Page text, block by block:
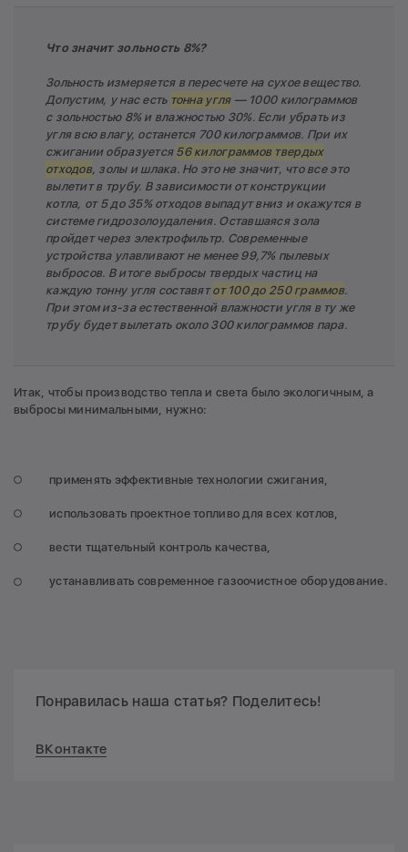
Что значит зольность 8%?
Зольность измеряется в пересчете на сухое вещество.
Допустим, у нас есть тонна угля— 1000 килограммов
с зольностью 8% и влажностью 30%. Если убрать из
угля всю влагу, останется 700 килограммов. При их
сжигании образуется 56 килограммов твердых
отходов, золы и шлака. Но это не значит, что все это
вылетит в трубу. В зависимости от конструкции
котла, от 5 до 35% отходов выпадут вниз и окажутся в
системе гидрозолоудаления. Оставшаяся зола
пройдет через электрофильтр. Современные
устройства улавливают не менее 99,7% пылевых
выбросов. В итоге выбросы твердых частиц на
каждую тонну угля составятот 100 до 250 граммов.
При этом из-за естественной влажности угля в ту же
трубу будет вылетать около 300 килограммов пара.
Итак, чтобы производство тепла и света было экологичным, а
выбросы минимальными, нужно:
применять эффективные технологии сжигания,
использовать проектное топливо для всех котлов,
вести тщательный контроль качества,
устанавливать современное газоочистное оборудование.
Понравилась наша статья? Поделитесь!
ВКонтакте